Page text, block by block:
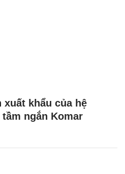
xuất khẩu của hệ
ngắn Komar